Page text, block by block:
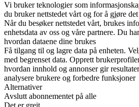
Vi bruker teknologier som
du bruker nettstedet vårt og for å gjøre det
Når du besøker nettstedet vårt, brukes
enhetsdata av oss og våre partnere. Du
hvordan dataene dine brukes
Få tilgang til og lagre data på enheten.
med begrenset data. Opprett
hvordan innhold og annonser gir
analysere brukere og forbedre funksjoner
Alternativer
Avslutt abonnementet på alle